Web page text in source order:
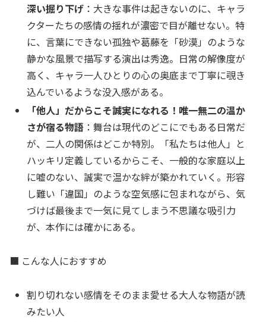
深い掘り下げ ：大きな事件は起きないのに、キャラ
クターたちの感情の揺れが濃密で目が離せない。特
に、言葉にできない孤独や葛藤を「砂漠」のような
静かな風景で描写する演出は秀逸。日常の解像度が
高く、キャラ一人ひとりの心の奥底まで丁寧に覗き
込んでいるような没入感がある。
「他人」だからこそ誠実になれる！唯一無二の温か
さが宿る物語 ：舞台は現代のどこにでもある日常だ
が、二人の関係はどこか特別。「私たちは他人」と
ハッキリ定義しているからこそ、一般的な家庭以上
に嘘のない、誠実で温かな絆が築かれていく。形容
し難い「違国」のような空気感に包まれながら、気
づけば最後まで一気に見てしまう不思議な吸引力
が、本作には確かにある。
■ こんな人におすすめ
割り切れない感情をそのまま愛せる大人な物語が読
みたい人